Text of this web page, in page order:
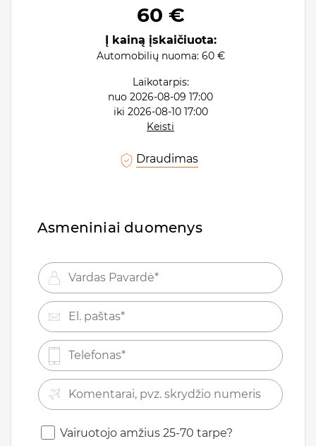
Asmeniniai duomenys
60 €
Į kainą įskaičiuota:
Automobilių nuoma: 60 €
Laikotarpis:
nuo 2026-08-09 17:00
iki 2026-08-10 17:00
Keisti
Draudimas
Vairuotojo amžius 25-70 tarpe?